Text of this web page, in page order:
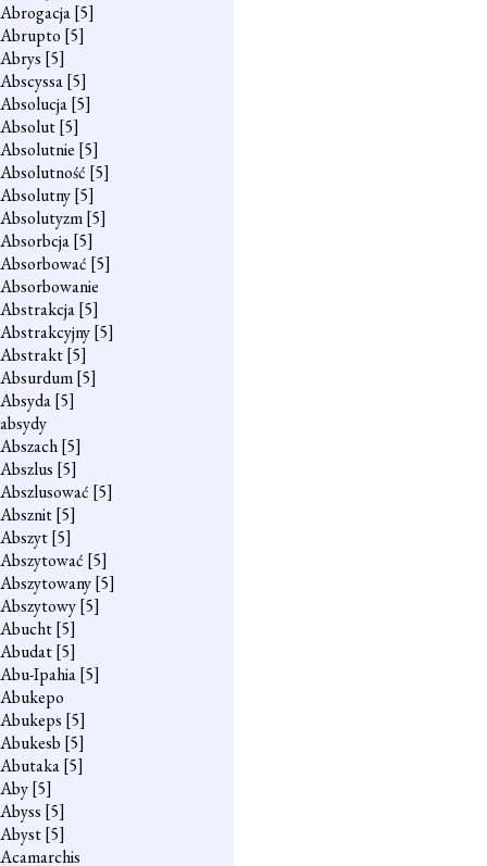
Abrogacja[5]
Abrupto [5]
Abrys [5]
Abscyssa[5]
Absolucja[5]
Absolut[5]
Absolutnie [5]
Absolutność [5]
Absolutny[5]
Absolutyzm[5]
Absorbcja[5]
Absorbować [5]
Absorbowanie
Abstrakcja[5]
Abstrakcyjny[5]
Abstrakt[5]
Absurdum[5]
Absyda[5]
absydy
Abszach[5]
Abszlus [5]
Abszlusować [5]
Absznit[5]
Abszyt[5]
Abszytować [5]
Abszytowany[5]
Abszytowy[5]
Abucht[5]
Abudat[5]
Abu-Ipahia[5]
Abukepo
Abukeps [5]
Abukesb [5]
Abutaka[5]
Aby[5]
Abyss [5]
Abyst[5]
Acamarchis